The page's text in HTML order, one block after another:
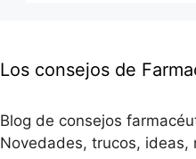
Los consejos de
Blog de consejos
Novedades, trucos, ideas,